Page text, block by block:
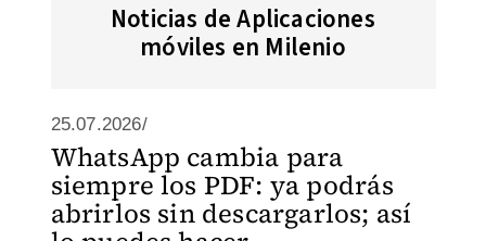
Noticias de Aplicaciones
móviles en Milenio
25.07.2026/
WhatsApp cambia para
siempre los PDF: ya podrás
abrirlos sin descargarlos; así